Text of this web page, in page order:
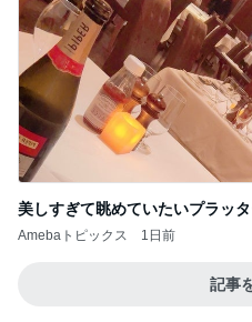
美しすぎて眺めていたいプラッ
Amebaトピックス 1日前
記事